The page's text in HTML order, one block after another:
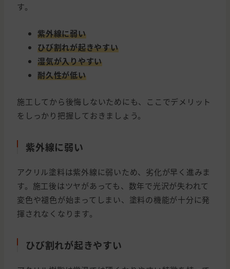
す。
紫外線に弱い
ひび割れが起きやすい
湿気が入りやすい
耐久性が低い
施工してから後悔しないためにも、ここでデメリット
をしっかり把握しておきましょう。
紫外線に弱い
アクリル塗料は紫外線に弱いため、劣化が早く進みま
す。施工後はツヤがあっても、数年で光沢が失われて
変色や褪色が始まってしまい、塗料の機能が十分に発
揮されなくなります。
ひび割れが起きやすい